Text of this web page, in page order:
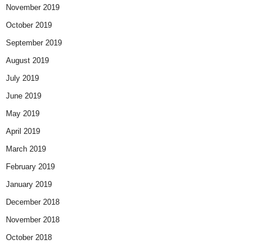
November 2019
October 2019
September 2019
August 2019
July 2019
June 2019
May 2019
April 2019
March 2019
February 2019
January 2019
December 2018
November 2018
October 2018